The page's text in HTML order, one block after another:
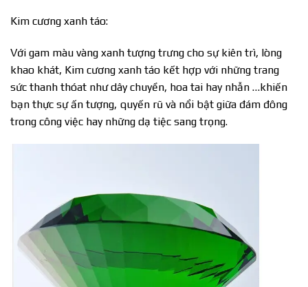
Kim cương xanh táo:
Với gam màu vàng xanh tượng trưng cho sự kiên trì, lòng
khao khát, Kim cương xanh táo kết hợp với những trang
sức thanh thóat như dây chuyền, hoa tai hay nhẫn …khiến
bạn thực sự ấn tượng, quyến rũ và nổi bật giữa đám đông
trong công việc hay những dạ tiệc sang trọng.